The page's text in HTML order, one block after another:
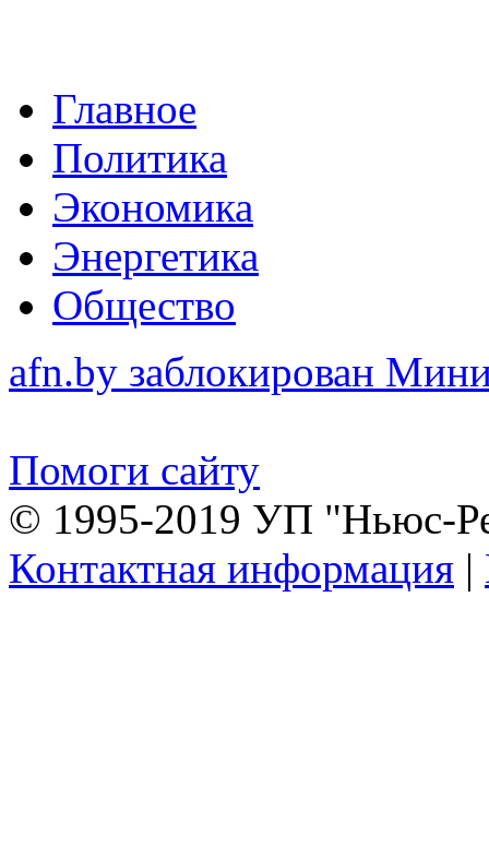
Главное
Политика
Экономика
Энергетика
Общество
afn.by заблокирован
Помоги сайту
© 1995-2019 УП "Ньюс-
Контактная информация |